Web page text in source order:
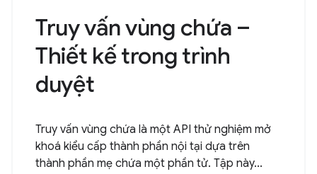
Truy vấn vùng chứa –
Thiết kế trong trình
duyệt
Truy vấn vùng chứa là một API thử nghiệm mở
khoá kiểu cấp thành phần nội tại dựa trên
thành phần mẹ chứa một phần tử. Tập này...